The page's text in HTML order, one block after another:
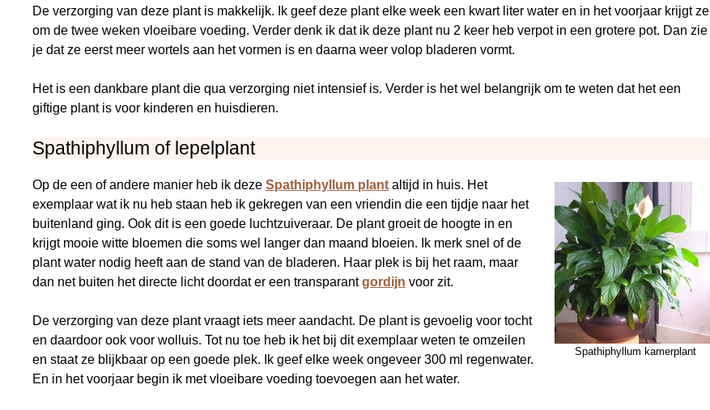
De verzorging van deze plant is makkelijk. Ik geef deze plant elke week een kwart liter water en in het voorjaar krijgt ze
om de twee weken vloeibare voeding. Verder denk ik dat ik deze plant nu 2 keer heb verpot in een grotere pot. Dan zie
je dat ze eerst meer wortels aan het vormen is en daarna weer volop bladeren vormt.
Het is een dankbare plant die qua verzorging niet intensief is. Verder is het wel belangrijk om te weten dat het een
giftige plant is voor kinderen en huisdieren.
Spathiphyllum of lepelplant
Spathiphyllum kamerplant
Op de een of andere manier heb ik deze Spathiphyllum plant altijd in huis. Het
exemplaar wat ik nu heb staan heb ik gekregen van een vriendin die een tijdje naar het
buitenland ging. Ook dit is een goede luchtzuiveraar. De plant groeit de hoogte in en
krijgt mooie witte bloemen die soms wel langer dan maand bloeien. Ik merk snel of de
plant water nodig heeft aan de stand van de bladeren. Haar plek is bij het raam, maar
dan net buiten het directe licht doordat er een transparantgordijn voor zit.
De verzorging van deze plant vraagt iets meer aandacht. De plant is gevoelig voor tocht
en daardoor ook voor wolluis. Tot nu toe heb ik het bij dit exemplaar weten te omzeilen
en staat ze blijkbaar op een goede plek. Ik geef elke week ongeveer 300 ml regenwater.
En in het voorjaar begin ik met vloeibare voeding toevoegen aan het water.